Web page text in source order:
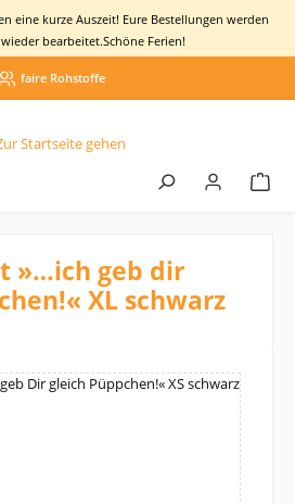
eine kurze Auszeit! Eure Bestellungen werden
bearbeitet.Schöne Ferien!
faire Rohstoffe
»…ich geb dir
XL schwarz